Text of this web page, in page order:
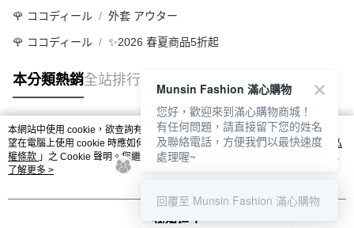
🌹 ココディール 外套 アウター
🌹 ココディール ✨2026 春夏商品5折起
本分類熱銷全站排行
熱門標籤
本網站中使用 cookie，欲查詢有關本網站使用 cookie 方式之詳情，及若您不希
望在電腦上使用 cookie 時應如何變更電腦的 cookie 設定，請參閱本網站「
隱私
權條款 」之 Cookie 聲明。您繼續使用本網站即表示您同意本公司得按本網站使
用條款之 Cookie 聲明使用 cookie。
了解更多 >
我知道了
Munsin Fashion 滿心購物
您好，歡迎來到滿心購物商城！
有任何問題，請直接留下您的姓名
及聯絡電話，方便我們以最快速度
處理喔~
回覆至 Munsin Fashion 滿心購物